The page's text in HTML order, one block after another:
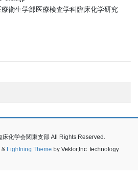
衛生学部医療検査学科臨床化学研究
化学会関東支部 All Rights Reserved.
& Lightning Theme by Vektor,Inc. technology.